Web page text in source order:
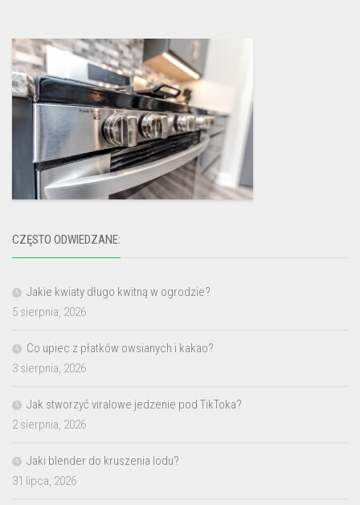
CZĘSTO ODWIEDZANE:
Jakie kwiaty długo kwitną w ogrodzie?
5 sierpnia, 2026
Co upiec z płatków owsianych i kakao?
3 sierpnia, 2026
Jak stworzyć viralowe jedzenie pod TikToka?
2 sierpnia, 2026
Jaki blender do kruszenia lodu?
31 lipca, 2026